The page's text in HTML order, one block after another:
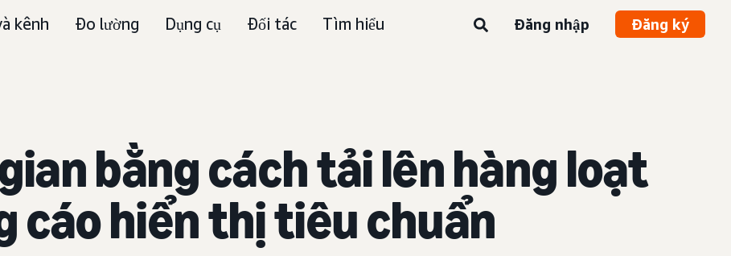
kênh Đo lường Dụng cụ Đối tác Tìm hiểu Đăng nhập Đăng ký
bằng cách tải lên hàng loạt
cáo hiển thị tiêu chuẩn